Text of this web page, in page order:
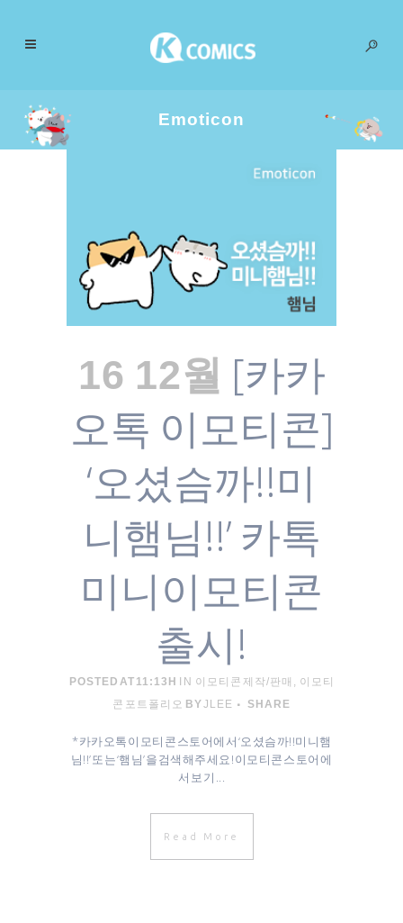
Emoticon
16 12월 [카카
오톡 이모티콘]
‘오셨슴까!!미
니햄님!!’ 카톡
미니이모티콘
출시!
POSTED AT 11:13H IN 이모티콘 제작/판매 , 이모티
콘 포트폴리오 BYJLEE SHARE
* 카카오톡 이모티콘 스토어에서 ‘오셨슴까!!미니햄
님!!’ 또는 ‘햄님’을 검색해주세요! 이모티콘 스토어에
서 보기 ...
Read More